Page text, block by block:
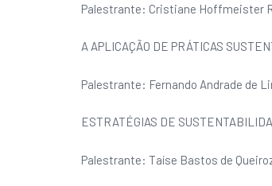
Palestrante: Cristiane Hoffmeister
A APLICAÇÃO DE PRÁTICAS
Palestrante: Fernando Andrade de
ESTRATÉGIAS DE
Palestrante: Taíse Bastos de